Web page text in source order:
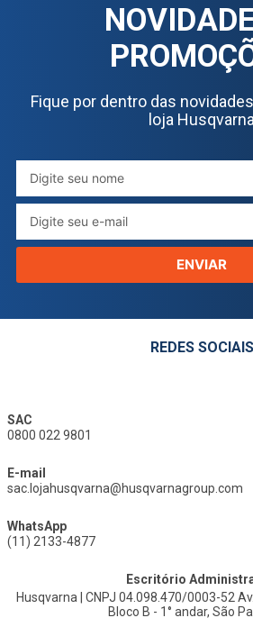
Fique por dentro das
loja Husqvarna
ENVIAR
REDES SOCIAIS
SAC
0800 022 9801
E-mail
sac.lojahusqvarna@husqvarnagroup.com
WhatsApp
(11) 2133-4877
Escritório
Husqvarna | CNPJ 04.098.470/0003-52
Bloco B - 1° andar, São